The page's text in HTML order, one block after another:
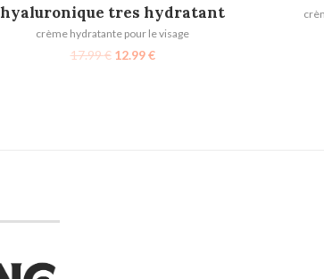
hyaluronique tres hydratant
crème hydratante pour le visage
17.99€ 12.99€